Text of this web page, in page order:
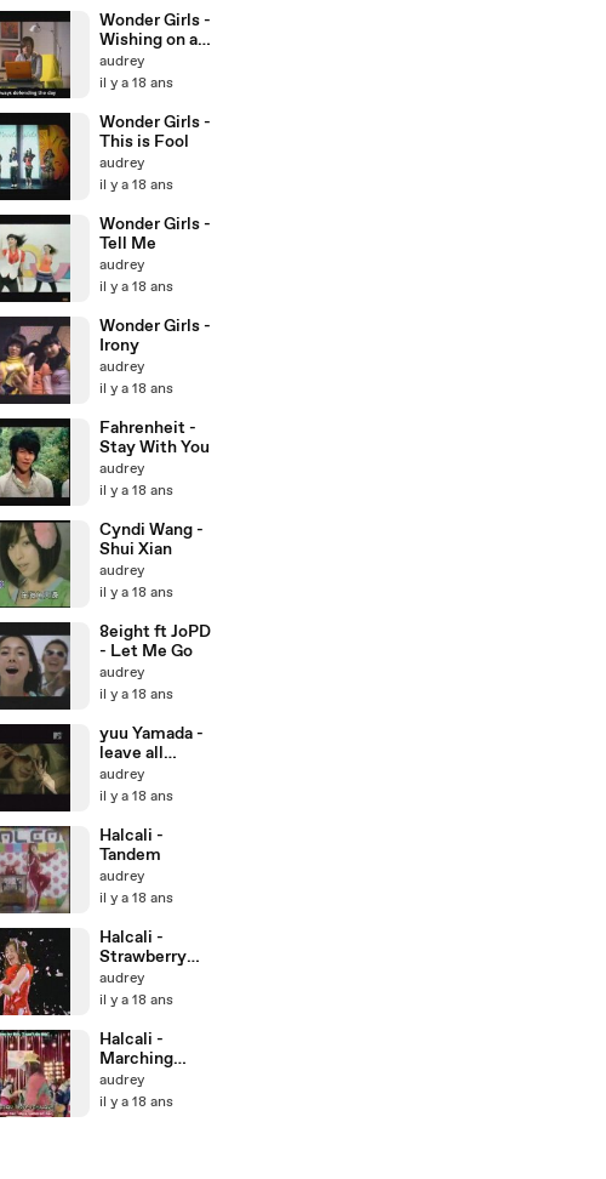
Wonder Girls -
Wishing on a
Star
audrey
il y a 18 ans
Wonder Girls -
This is Fool
audrey
il y a 18 ans
Wonder Girls -
Tell Me
audrey
il y a 18 ans
Wonder Girls -
Irony
audrey
il y a 18 ans
Fahrenheit -
Stay With You
audrey
il y a 18 ans
Cyndi Wang -
Shui Xian
audrey
il y a 18 ans
8eight ft JoPD
- Let Me Go
audrey
il y a 18 ans
yuu Yamada -
leave all
behind
audrey
il y a 18 ans
Halcali -
Tandem
audrey
il y a 18 ans
Halcali -
Strawberry
Chips
audrey
il y a 18 ans
Halcali -
Marching
March
audrey
il y a 18 ans